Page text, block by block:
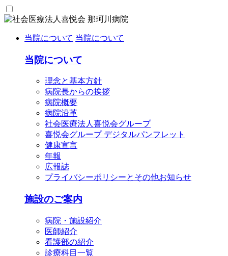
当院について 当院について
当院について
理念と基本方針
病院長からの挨拶
病院概要
病院沿革
社会医療法人喜悦会グループ
喜悦会グループ デジタルパンフレット
健康宣言
年報
広報誌
プライバシーポリシーとその他お知らせ
施設のご案内
病院・施設紹介
医師紹介
看護部の紹介
診療科目一覧